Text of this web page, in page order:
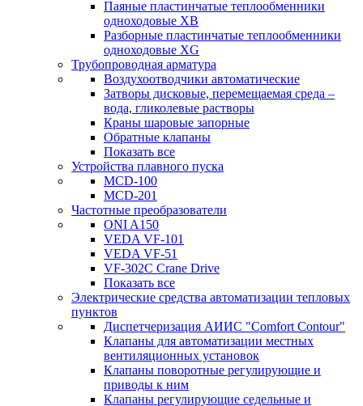
Паяные пластинчатые теплообменники
одноходовые ХВ
Разборные пластинчатые теплообменники
одноходовые ХG
Трубопроводная арматура
Воздухоотводчики автоматические
Затворы дисковые, перемещаемая среда –
вода, гликолевые растворы
Краны шаровые запорные
Обратные клапаны
Показать все
Устройства плавного пуска
MCD-100
MCD-201
Частотные преобразователи
ONI A150
VEDA VF-101
VEDA VF-51
VF-302C Crane Drive
Показать все
Электрические средства автоматизации тепловых
пунктов
Диспетчеризация АИИС "Comfort Contour"
Клапаны для автоматизации местных
вентиляционных установок
Клапаны поворотные регулирующие и
приводы к ним
Клапаны регулирующие седельные и